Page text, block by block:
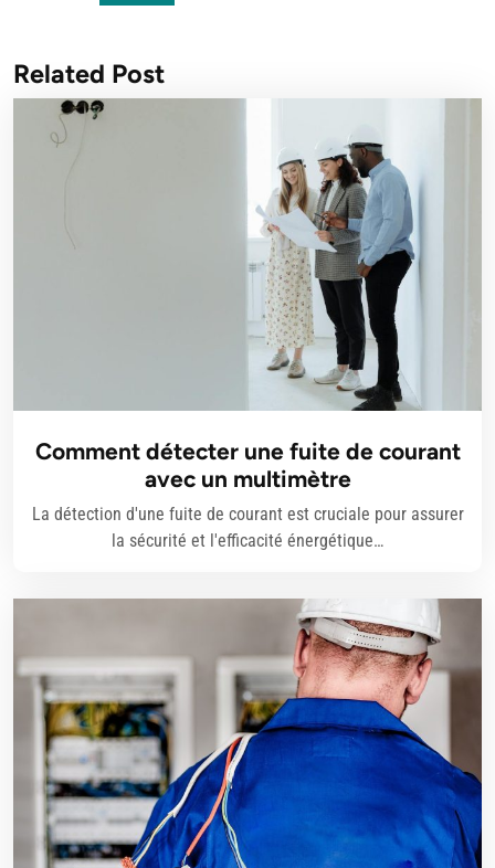
Related Post
Comment détecter une fuite de courant
avec un multimètre
La détection d'une fuite de courant est cruciale pour assurer
la sécurité et l'efficacité énergétique…